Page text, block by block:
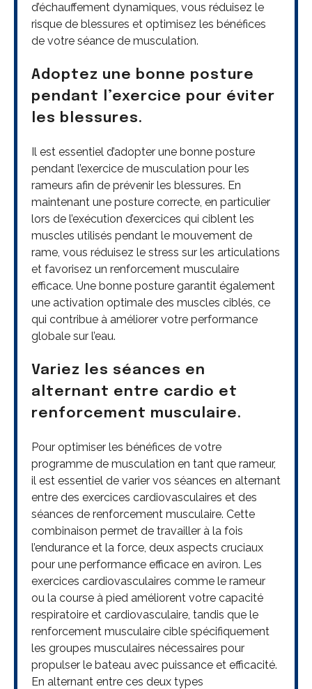
d’échauffement dynamiques, vous réduisez le
risque de blessures et optimisez les bénéfices
de votre séance de musculation.
Adoptez une bonne posture
pendant l’exercice pour éviter
les blessures.
Il est essentiel d’adopter une bonne posture
pendant l’exercice de musculation pour les
rameurs afin de prévenir les blessures. En
maintenant une posture correcte, en particulier
lors de l’exécution d’exercices qui ciblent les
muscles utilisés pendant le mouvement de
rame, vous réduisez le stress sur les articulations
et favorisez un renforcement musculaire
efficace. Une bonne posture garantit également
une activation optimale des muscles ciblés, ce
qui contribue à améliorer votre performance
globale sur l’eau.
Variez les séances en
alternant entre cardio et
renforcement musculaire.
Pour optimiser les bénéfices de votre
programme de musculation en tant que rameur,
il est essentiel de varier vos séances en alternant
entre des exercices cardiovasculaires et des
séances de renforcement musculaire. Cette
combinaison permet de travailler à la fois
l’endurance et la force, deux aspects cruciaux
pour une performance efficace en aviron. Les
exercices cardiovasculaires comme le rameur
ou la course à pied améliorent votre capacité
respiratoire et cardiovasculaire, tandis que le
renforcement musculaire cible spécifiquement
les groupes musculaires nécessaires pour
propulser le bateau avec puissance et efficacité.
En alternant entre ces deux types